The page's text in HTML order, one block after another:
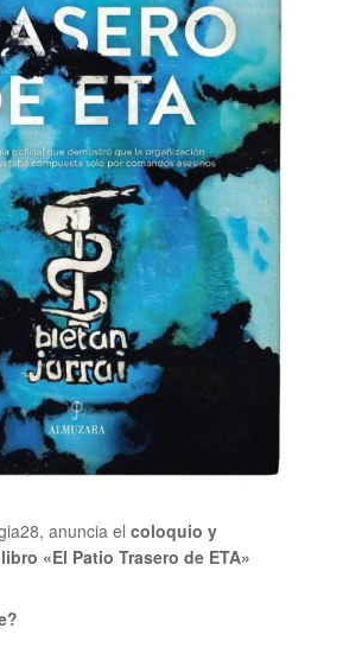
anuncia el coloquio y
«El Patio Trasero de ETA»